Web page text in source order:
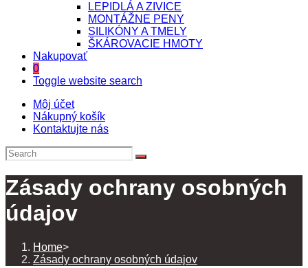
LEPIDLÁ A ZIVICE
MONTÁŽNE PENY
SILIKÓNY A TMELY
ŠKÁROVACIE HMOTY
Nakupovať
0
Toggle website search
Môj účet
Nákupný košík
Kontaktujte nás
Zásady ochrany osobných
údajov
Home>
Zásady ochrany osobných údajov